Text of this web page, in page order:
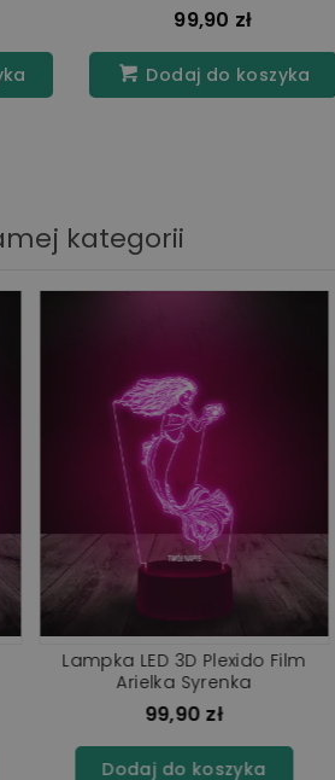
99,90 zł
Dodaj do koszyka
kategorii
Film
Lampka LED 3D Plexido
Mała Syrenka
99,90 zł
Dodaj do koszyka